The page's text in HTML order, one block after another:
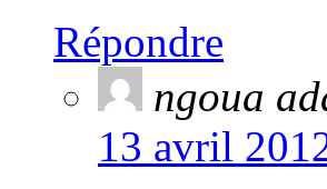
Répondre
ngoua
13 avril